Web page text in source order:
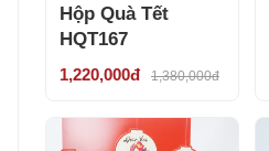
Hộp Quà Tết
HQT167
1,220,000đ 1,380,000đ